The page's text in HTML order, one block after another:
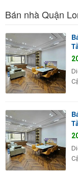
Bán nhà Quận